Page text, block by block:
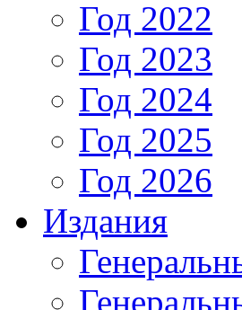
Год 2022
Год 2023
Год 2024
Год 2025
Год 2026
Издания